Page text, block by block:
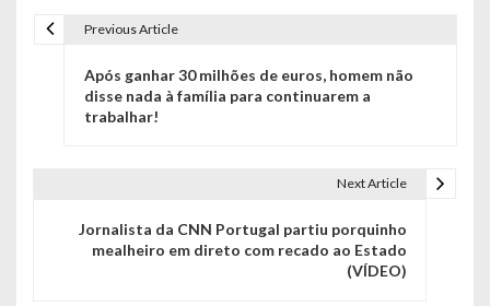
Previous Article
Após ganhar 30 milhões de euros, homem não
disse nada à família para continuarem a
trabalhar!
Next Article
Jornalista da CNN Portugal partiu porquinho
mealheiro em direto com recado ao Estado
(VÍDEO)